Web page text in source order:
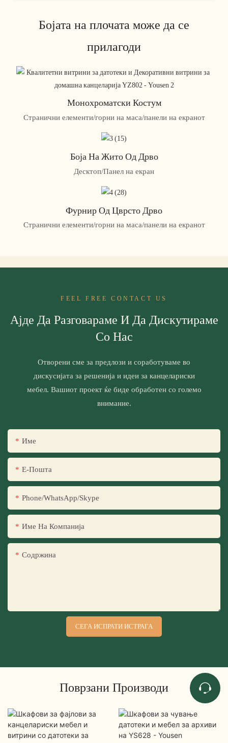
Бојата на плочата може да се
прилагоди
Монохроматски Костум
Странични елементи/горни на маса/панели на екранот
Боја На Жито Од Дрво
Десктоп/Панел на екран
Фурнир Од Цврсто Дрво
Странични елементи/горни на маса/панели на екранот
FEEL FREE CONTACT US
Ајде Да Разговараме И Да Дискутираме
Со Нас
Отворени сме за предлози и соработуваме во
дискусијата за решенија и идеи за канцелариски
мебел. Вашиот проект ќе биде обработен со големо
внимание.
Име
Е-Пошта
Phone/WhatsApp/Skype
Име На Компанија
Содржина
СЕГА ИСПРАТИ ИСТРАГА
Поврзани Производи